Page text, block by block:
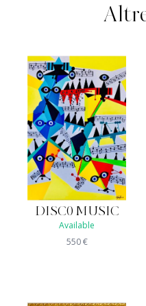
DISC0 MUSIC
Available
550€